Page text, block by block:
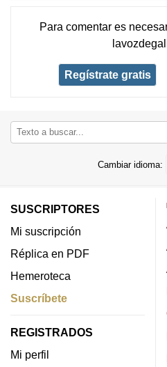
Para comentar es
Regístrate gratis
Cambiar idioma:
SUSCRIPTORES
Mi suscripción
Réplica en PDF
Hemeroteca
Suscríbete
REGISTRADOS
Mi perfil